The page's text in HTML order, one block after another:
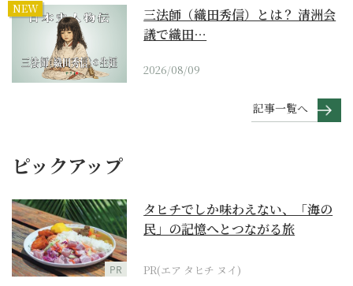
NEW
三法師（織田秀信）とは？ 清洲会
議で織田…
2026/08/09
記事一覧へ
ピックアップ
PR
タヒチでしか味わえない、「海の
民」の記憶へとつながる旅
PR(エア タヒチ ヌイ)